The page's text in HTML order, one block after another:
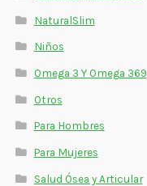
NaturalSlim
Niños
Omega 3 Y Omega 369
Otros
Para Hombres
Para Mujeres
Salud Ósea y Articular